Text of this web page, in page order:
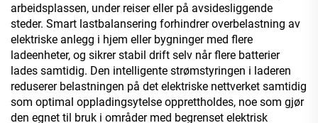
arbeidsplassen, under reiser eller på avsidesliggende
steder. Smart lastbalansering forhindrer overbelastning av
elektriske anlegg i hjem eller bygninger med flere
ladeenheter, og sikrer stabil drift selv når flere batterier
lades samtidig. Den intelligente strømstyringen i laderen
reduserer belastningen på det elektriske nettverket samtidig
som optimal oppladingsytelse opprettholdes, noe som gjør
den egnet til bruk i områder med begrenset elektrisk